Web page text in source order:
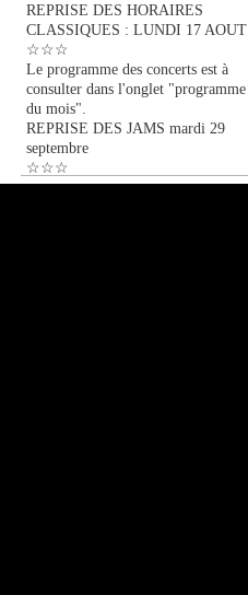
REPRISE DES HORAIRES
CLASSIQUES : LUNDI 17 AOUT
☆☆☆
Le programme des concerts est à
consulter dans l'onglet "programme
du mois".
REPRISE DES JAMS mardi 29
septembre
☆☆☆